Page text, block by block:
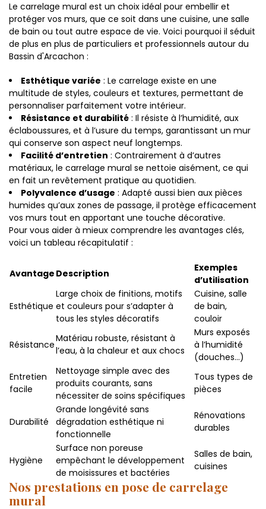
Le carrelage mural est un choix idéal pour embellir et
protéger vos murs, que ce soit dans une cuisine, une salle
de bain ou tout autre espace de vie. Voici pourquoi il séduit
de plus en plus de particuliers et professionnels autour du
Bassin d'Arcachon :
Esthétique variée : Le carrelage existe en une
multitude de styles, couleurs et textures, permettant de
personnaliser parfaitement votre intérieur.
Résistance et durabilité : Il résiste à l’humidité, aux
éclaboussures, et à l’usure du temps, garantissant un mur
qui conserve son aspect neuf longtemps.
Facilité d’entretien : Contrairement à d’autres
matériaux, le carrelage mural se nettoie aisément, ce qui
en fait un revêtement pratique au quotidien.
Polyvalence d’usage : Adapté aussi bien aux pièces
humides qu’aux zones de passage, il protège efficacement
vos murs tout en apportant une touche décorative.
Pour vous aider à mieux comprendre les avantages clés,
voici un tableau récapitulatif :
Avantage Description
Exemples
d’utilisation
Esthétique
Large choix de finitions, motifs
et couleurs pour s’adapter à
tous les styles décoratifs
Cuisine, salle
de bain,
couloir
Résistance
Matériau robuste, résistant à
l’eau, à la chaleur et aux chocs
Murs exposés
à l’humidité
(douches…)
Entretien
facile
Nettoyage simple avec des
produits courants, sans
nécessiter de soins spécifiques
Tous types de
pièces
Durabilité
Grande longévité sans
dégradation esthétique ni
fonctionnelle
Rénovations
durables
Hygiène
Surface non poreuse
empêchant le développement
de moisissures et bactéries
Salles de bain,
cuisines
Nos prestations en pose de carrelage
mural